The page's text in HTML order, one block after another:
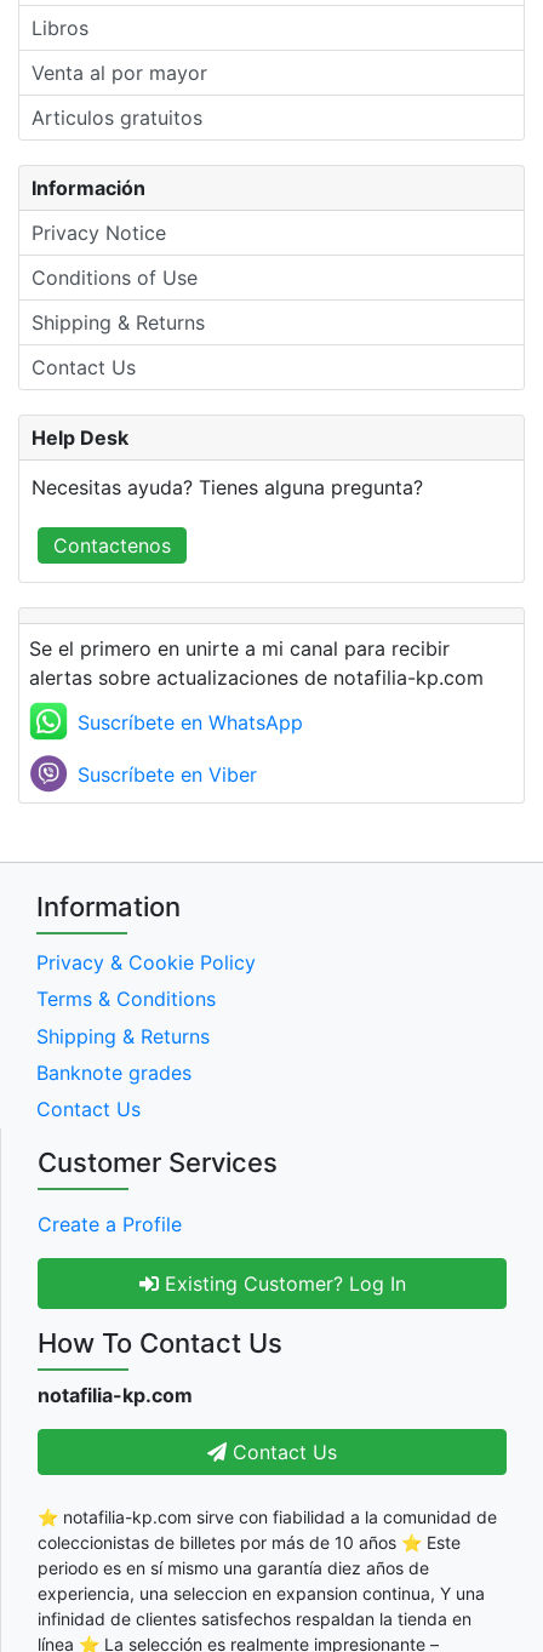
Libros
Venta al por mayor
Articulos gratuitos
Información
Privacy Notice
Conditions of Use
Shipping & Returns
Contact Us
Help Desk
Necesitas ayuda? Tienes alguna pregunta?
Contactenos
Se el primero en unirte a mi canal para recibir
alertas sobre actualizaciones de notafilia-kp.com
Suscríbete en WhatsApp
Suscríbete en Viber
Information
Privacy & Cookie Policy
Terms & Conditions
Shipping & Returns
Banknote grades
Contact Us
Customer Services
Create a Profile
Existing Customer? Log In
How To Contact Us
notafilia-kp.com
Contact Us
⭐ notafilia-kp.com sirve con fiabilidad a la comunidad de
coleccionistas de billetes por más de 10 años ⭐ Este
periodo es en sí mismo una garantía diez años de
experiencia, una seleccion en expansion continua, Y una
infinidad de clientes satisfechos respaldan la tienda en
línea ⭐ La selección es realmente impresionante –